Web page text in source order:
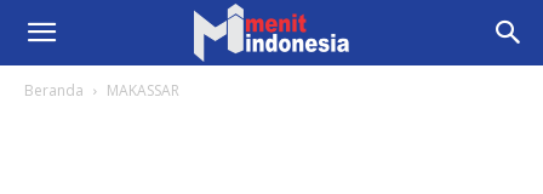
Beranda MAKASSAR